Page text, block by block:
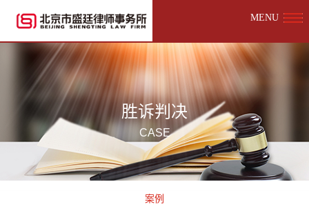
MENU
胜诉判决
CASE
案例